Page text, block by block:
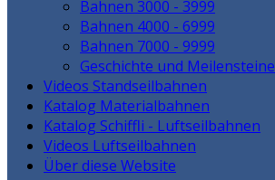
Bahnen 3000 - 3999
Bahnen 4000 - 6999
Bahnen 7000 - 9999
Geschichte und Meilensteine
Videos Standseilbahnen
Katalog Materialbahnen
Katalog Schiffli - Luftseilbahnen
Videos Luftseilbahnen
Über diese Website